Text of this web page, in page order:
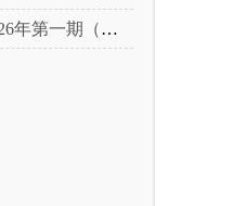
第一期（下）